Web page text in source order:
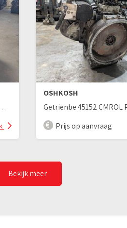
LF 51 LKW Motor
OSHKOSH
Prijs op aanvraag
Bekijk meer